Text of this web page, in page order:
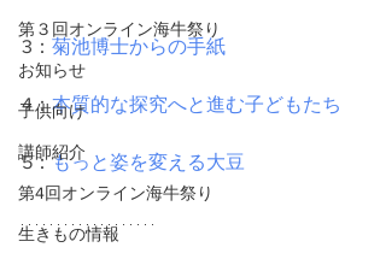
第３回オンライン海牛祭り
お知らせ
子供向け
講師紹介
第4回オンライン海牛祭り
生きもの情報
3： 菊池博士からの手紙
4：本質的な探究へと進む子どもたち
5：もっと姿を変える大豆